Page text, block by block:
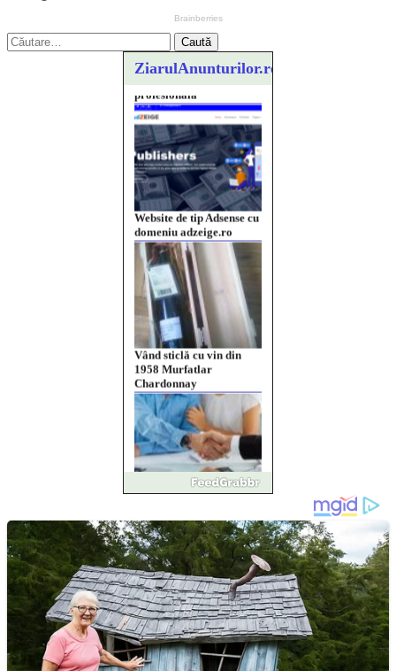
Caută
după:
ZiarulAnunturilor.ro
Website de tip Adsense cu
domeniu adzeige.ro
Vând sticlă cu vin din
1958 Murfatlar
Chardonnay
Împrumut si investitii
Ofera def între special